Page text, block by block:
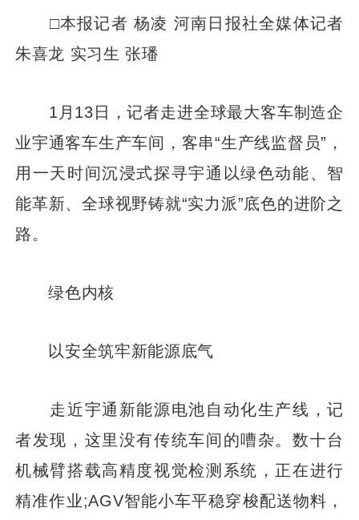
□本报记者 杨凌 河南日报社全媒体记者
朱喜龙 实习生 张璠
1月13日，记者走进全球最大客车制造企
业宇通客车生产车间，客串“生产线监督员”，
用一天时间沉浸式探寻宇通以绿色动能、智
能革新、全球视野铸就“实力派”底色的进阶之
路。
绿色内核
以安全筑牢新能源底气
走近宇通新能源电池自动化生产线，记
者发现，这里没有传统车间的嘈杂。数十台
机械臂搭载高精度视觉检测系统，正在进行
精准作业;AGV智能小车平稳穿梭配送物料，